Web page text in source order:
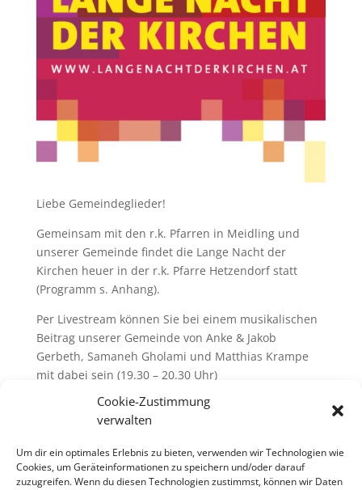
Cookie-Zustimmung
verwalten
Um dir ein optimales Erlebnis zu bieten, verwenden wir Technologien wie
Cookies, um Geräteinformationen zu speichern und/oder darauf
zuzugreifen. Wenn du diesen Technologien zustimmst, können wir Daten
Liebe Gemeindeglieder!
Gemeinsam mit den r.k. Pfarren in Meidling und
unserer Gemeinde findet die Lange Nacht der
Kirchen heuer in der r.k. Pfarre Hetzendorf statt
(Programm s. Anhang).
Per Livestream können Sie bei einem musikalischen
Beitrag unserer Gemeinde von Anke & Jakob
Gerbeth, Samaneh Gholami und Matthias Krampe
mit dabei sein (19.30 – 20.30 Uhr)
Über die Homepage kommt man direkt zum Link der
Langen Nacht.
https://www.pfarre-hetzendorf.at/
Mit lieben Grüßen